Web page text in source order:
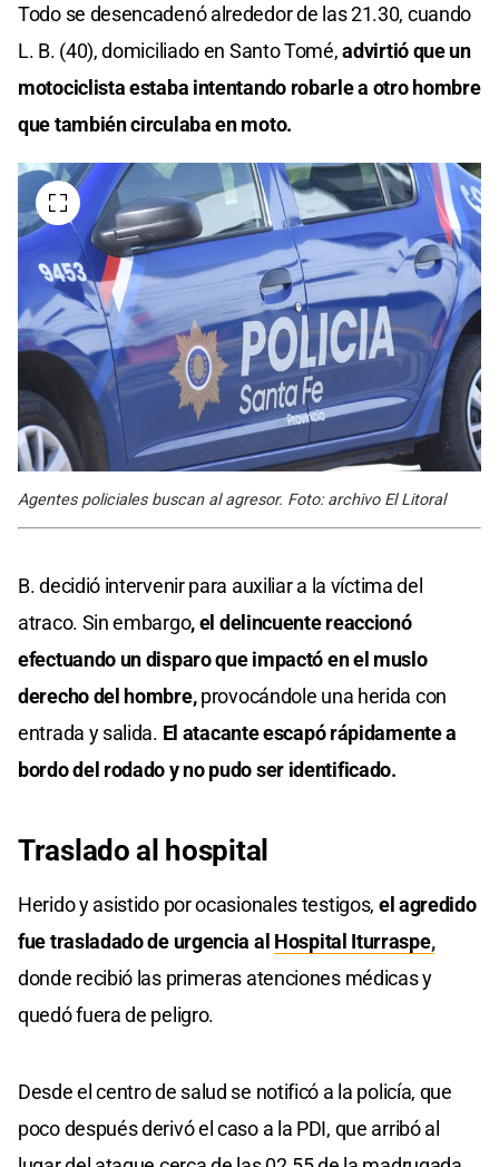
Todo se desencadenó alrededor de las 21.30, cuando
L. B. (40), domiciliado en Santo Tomé,advirtió que un
motociclista estaba intentando robarle a otro hombre
que también circulaba en moto.
Agentes policiales buscan al agresor. Foto: archivo El Litoral
B. decidió intervenir para auxiliar a la víctima del
atraco. Sin embargo, el delincuente reaccionó
efectuando un disparo que impactó en el muslo
derecho del hombre,provocándole una herida con
entrada y salida. El atacante escapó rápidamente a
bordo del rodado y no pudo ser identificado.
Traslado al hospital
Herido y asistido por ocasionales testigos, el agredido
fue trasladado de urgencia al Hospital Iturraspe,
donde recibió las primeras atenciones médicas y
quedó fuera de peligro.
Desde el centro de salud se notificó a la policía, que
poco después derivó el caso a la PDI, que arribó al